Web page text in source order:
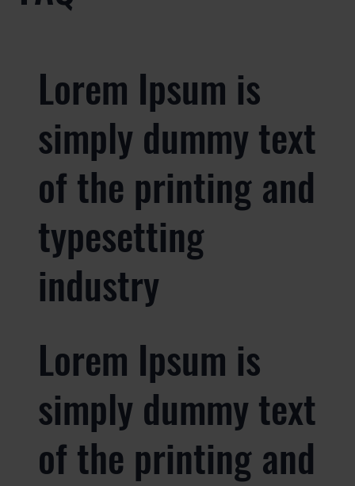
Lorem Ipsum is
simply dummy text
of the printing and
typesetting
industry
Lorem Ipsum is
simply dummy text
of the printing and